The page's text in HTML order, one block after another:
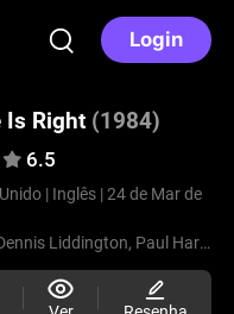
Login
Is Right (1984)
6.5
| Inglês | 24 de Mar de
Liddington, Paul Harrison,